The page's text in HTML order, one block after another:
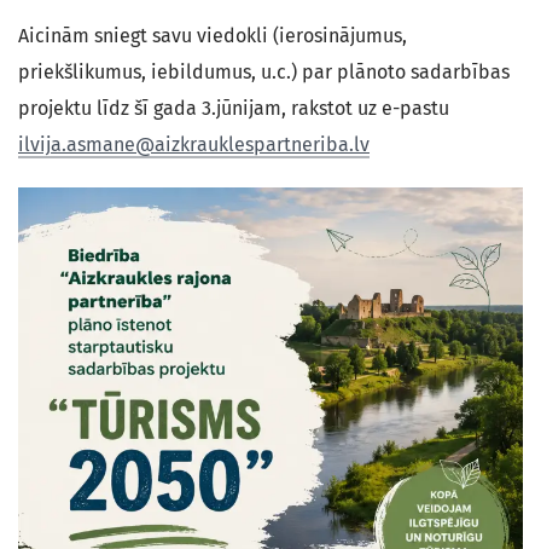
Aicinām sniegt savu viedokli (ierosinājumus,
priekšlikumus, iebildumus, u.c.) par plānoto sadarbības
projektu līdz šī gada 3.jūnijam, rakstot uz e-pastu
ilvija.asmane@aizkrauklespartneriba.lv